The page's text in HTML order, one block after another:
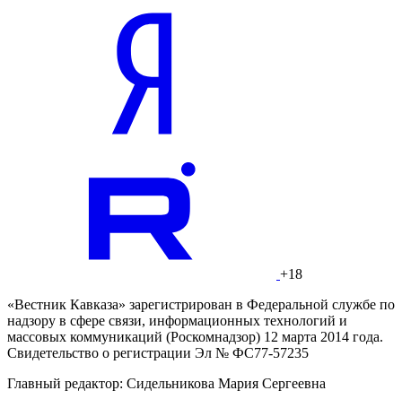
+18
«Вестник Кавказа» зарегистрирован в Федеральной службе по
надзору в сфере связи, информационных технологий и
массовых коммуникаций (Роскомнадзор) 12 марта 2014 года.
Свидетельство о регистрации Эл № ФС77-57235
Главный редактор: Сидельникова Мария Сергеевна